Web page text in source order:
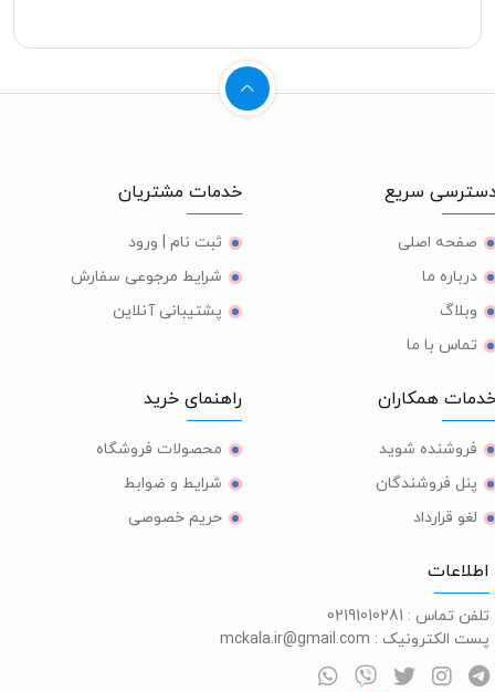
سریع
صفحه اصلی
درباره ما
وبلاگ
تماس با ما
خدمات مشتریان
ثبت نام | ورود
شرایط مرجوعی سفارش
پشتیبانی آنلاین
همکاران
فروشنده شوید
پنل فروشندگان
لغو قرارداد
راهنمای خرید
محصولات فروشگاه
شرایط و ضوابط
حریم خصوصی
تماس : 02191010281
الکترونیک : mckala.ir@gmail.com